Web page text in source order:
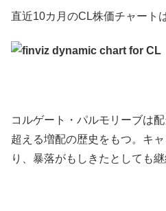
直近10カ月のCL株価チャート
コルゲート・パルモリーブは
超える増配の歴史をもつ。キ
り、暴落がもしきたとしても